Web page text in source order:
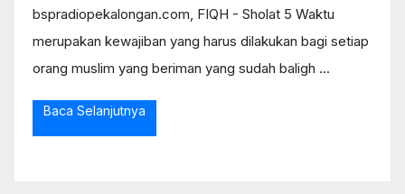
bspradiopekalongan.com, FIQH - Sholat 5 Waktu
merupakan kewajiban yang harus dilakukan bagi setiap
orang muslim yang beriman yang sudah baligh ...
Baca Selanjutnya